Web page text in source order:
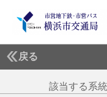
戻る
該当する系